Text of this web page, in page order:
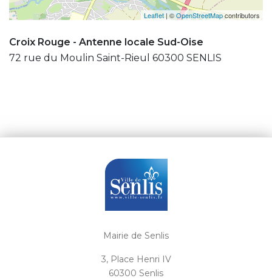
Leaflet | ©OpenStreetMapcontributors
Croix Rouge - Antenne locale Sud-Oise
72 rue du Moulin Saint-Rieul 60300 SENLIS
Mairie de Senlis
3, Place Henri IV
60300 Senlis